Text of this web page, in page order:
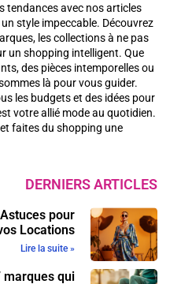
tendances avec nos articles
style impeccable. Découvrez
les collections à ne pas
un shopping intelligent. Que
des pièces intemporelles ou
là pour vous guider.
les budgets et des idées pour
votre allié mode au quotidien.
faites du shopping une
DERNIERS ARTICLES
pour
Locations
Lire la suite »
marques qui